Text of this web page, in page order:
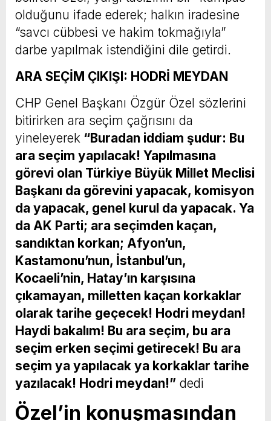
olduğunu ifade ederek; halkın iradesine
“savcı cübbesi ve hakim tokmağıyla”
darbe yapılmak istendiğini dile getirdi.
ARA SEÇİM ÇIKIŞI: HODRİ MEYDAN
CHP Genel Başkanı Özgür Özel sözlerini
bitirirken ara seçim çağrısını da
yineleyerek “Buradan iddiam şudur: Bu
ara seçim yapılacak! Yapılmasına
görevi olan Türkiye Büyük Millet Meclisi
Başkanı da görevini yapacak, komisyon
da yapacak, genel kurul da yapacak. Ya
da AK Parti; ara seçimden kaçan,
sandıktan korkan; Afyon’un,
Kastamonu’nun, İstanbul’un,
Kocaeli’nin, Hatay’ın karşısına
çıkamayan, milletten kaçan korkaklar
olarak tarihe geçecek! Hodri meydan!
Haydi bakalım! Bu ara seçim, bu ara
seçim erken seçimi getirecek! Bu ara
seçim ya yapılacak ya korkaklar tarihe
yazılacak! Hodri meydan!” dedi
Özel’in konuşmasından